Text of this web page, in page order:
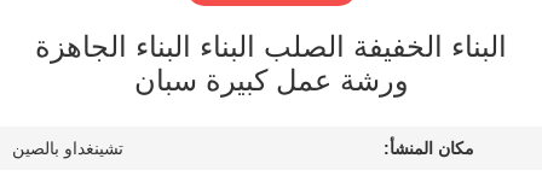
البناء الخفيفة الصلب البناء البناء الجاهزة
ورشة عمل كبيرة سبان
مكان المنشأ: تشينغداو بالصين